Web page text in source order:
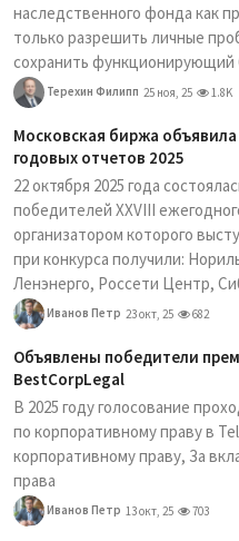
наследственного фонда как
только разрешить личные
сохранить функционирующий
Терехин Филипп 25 ноя, 25 1.8K
Московская биржа
годовых отчетов 2025
22 октября 2025 года
победителей XXVIII
организатором которого
при конкурса получили:
Ленэнерго, Россети Центр,
Иванов Петр 23 окт, 25 682
Объявлены победители
BestCorpLegal
В 2025 году голосование
по корпоративному праву в
корпоративному праву, За
права
Иванов Петр 13 окт, 25 703